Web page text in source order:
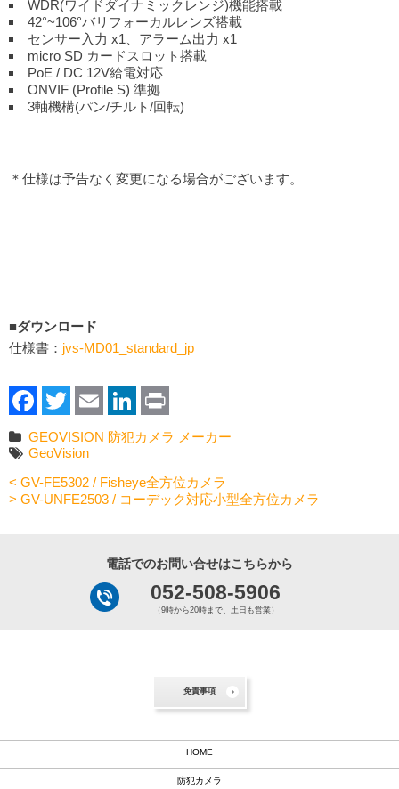
WDR(ワイドダイナミックレンジ)機能搭載
42°~106°バリフォーカルレンズ搭載
センサー入力 x1、アラーム出力 x1
micro SD カードスロット搭載
PoE / DC 12V給電対応
ONVIF (Profile S) 準拠
3軸機構(パン/チルト/回転)
＊仕様は予告なく変更になる場合がございます。
■ダウンロード
仕様書： jvs-MD01_standard_jp
Facebook
TwitterEmail LinkedInPrint
GEOVISION 防犯カメラ メーカー
GeoVision
< GV-FE5302 / Fisheye全方位カメラ
> GV-UNFE2503 / コーデック対応小型全方位カメラ
電話でのお問い合せはこちらから
052-508-5906
（9時から20時まで、土日も営業）
免責事項
HOME
防犯カメラ